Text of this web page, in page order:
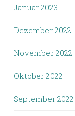
Januar 2023
Dezember 2022
November 2022
Oktober 2022
September 2022